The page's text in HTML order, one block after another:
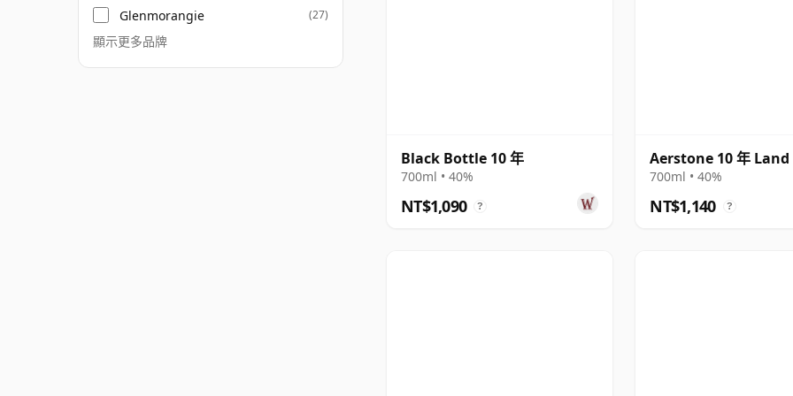
Black Bottle 10 年
700ml • 40%
NT$1,090 ?
Aerstone 10 年 Land
700ml • 40%
NT$1,140 ?
Glenmorangie (27)
顯示更多品牌